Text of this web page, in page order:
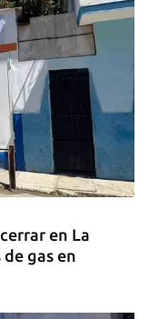
en La
gas en